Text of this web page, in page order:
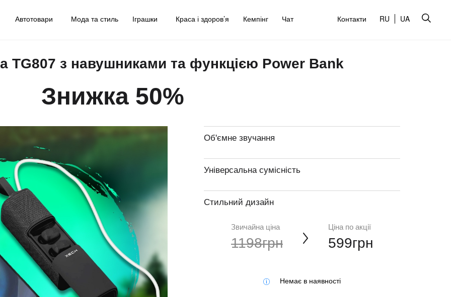
Автотовари Мода та стиль Іграшки Краса і здоров’я Кемпінг Чат Контакти RU UA
TG807 з навушниками та функцією Power Bank
Знижка 50%
Об'ємне звучання
Універсальна сумісність
Стильний дизайн
Звичайна ціна
1198грн
Ціна по акції
599грн
Немає в наявності